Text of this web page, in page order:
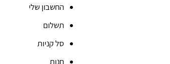
החשבון שלי
תשלום
סל קניות
חנות